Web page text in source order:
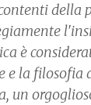
della
è
e la
un